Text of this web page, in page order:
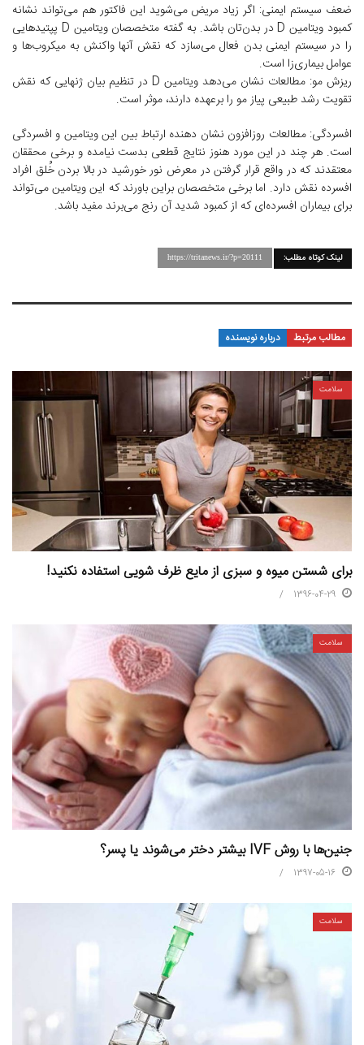
ضعف سیستم ایمنی: اگر زیاد مریض می‌شوید این فاکتور هم می‌تواند نشانه
کمبود ویتامین D در بدن‌تان باشد. به گفته متخصصان ویتامین D پپتیدهایی
را در سیستم ایمنی بدن فعال می‌سازد که نقش آنها واکنش به میکروب‌ها و
عوامل بیماری‌زا است.
ریزش مو: مطالعات نشان می‌دهد ویتامین D در تنظیم بیان ژنهایی که نقش
تقویت رشد طبیعی پیاز مو را برعهده دارند، موثر است.
افسردگی: مطالعات روزافزون نشان دهنده ارتباط بین این ویتامین و افسردگی
است. هر چند در این مورد هنوز نتایج قطعی بدست نیامده و برخی محققان
معتقدند که در واقع قرار گرفتن در معرض نور خورشید در بالا بردن خُلق افراد
افسرده نقش دارد. اما برخی متخصصان براین باورند که این ویتامین می‌تواند
برای بیماران افسرده‌ای که از کمبود شدید آن رنج می‌برند مفید باشد.
لینک کوتاه مطلب: https://tritanews.ir/?p=20111
مطالب مرتبط درباره نویسنده
سلامت
برای شستن میوه و سبزی از مایع ظرف شویی استفاده نکنید!
1396-04-29
سلامت
جنین‌ها با روش IVF بیشتر دختر می‌شوند یا پسر؟
1397-05-16
سلامت